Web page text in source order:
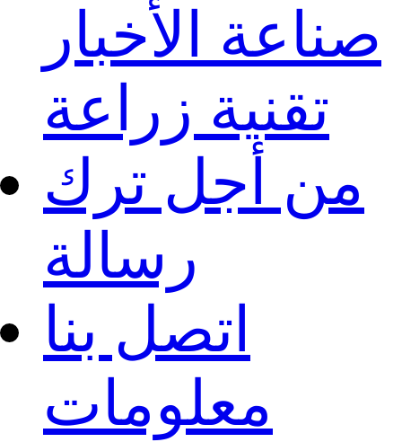
صناعة الأخبار
تقنية زراعة
من أجل ترك
رسالة
اتصل بنا
معلومات